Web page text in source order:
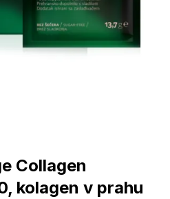
Collagen
kolagen v prahu